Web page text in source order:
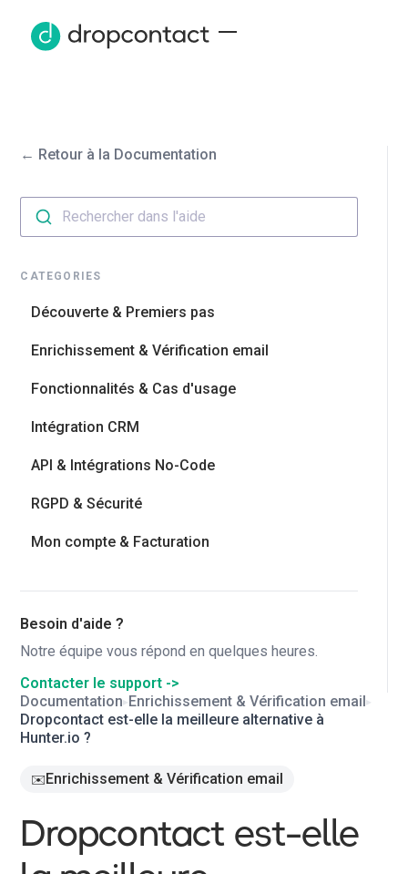
← Retour à la Documentation
Rechercher dans l'aide
CATEGORIES
Découverte & Premiers pas
Enrichissement & Vérification email
Fonctionnalités & Cas d'usage
Intégration CRM
API & Intégrations No-Code
RGPD & Sécurité
Mon compte & Facturation
Besoin d'aide ?
Notre équipe vous répond en quelques heures.
Contacter le support ->
Documentation▸ Enrichissement & Vérification email▸
Dropcontact est-elle la meilleure alternative à
Hunter.io ?
✉️Enrichissement & Vérification email
Dropcontact est-elle